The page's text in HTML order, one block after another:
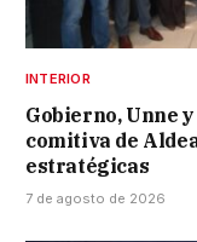
INTERIOR
Gobierno, Unne
comitiva de
estratégicas
7 de agosto de 2026